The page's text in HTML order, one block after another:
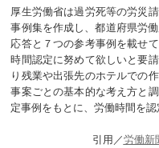
厚生労働省は過労死等の労災
事例集を作成し、都道府県労
応答と７つの参考事例を載せ
時間認定に努めて欲しいと要
り残業や出張先のホテルでの
事案ごとの基本的な考え方と
定事例をもとに、労働時間を
引用／労働新